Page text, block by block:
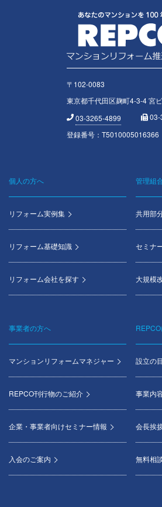
〒102-0083
東京都千代田区麹町4-3-4 宮
03-3265-4899
03-
登録番号：T5010005016366
Footer
menu
個人の方へ
リフォーム実例集
リフォーム基礎知識
リフォーム会社を探す
管理組
共用部
セミナ
大規模
事業者の方へ
マンションリフォームマネジャー
REPCO刊行物のご紹介
企業・事業者向けセミナー情報
入会のご案内
設立の
事業内
会長挨
無料相